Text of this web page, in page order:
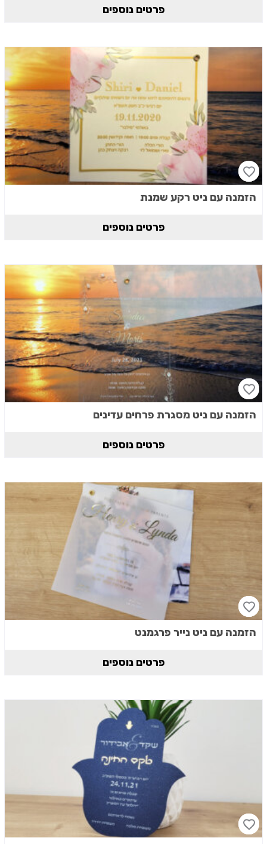
פרטים נוספים
הזמנה עם ניט רקע שמנת
פרטים נוספים
הזמנה עם ניט מסגרת פרחים עדינים
פרטים נוספים
הזמנה עם ניט נייר פרגמנט
פרטים נוספים